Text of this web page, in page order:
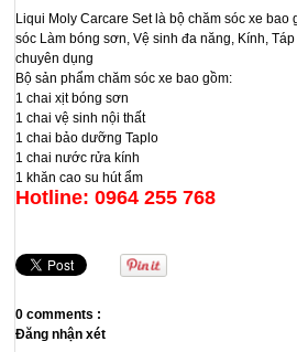
Liqui Moly Carcare Set là bộ chăm sóc xe bao
sóc Làm bóng sơn, Vệ sinh đa năng, Kính,
chuyên dụng
Bộ sản phẩm chăm sóc xe bao gồm:
1 chai xịt bóng sơn
1 chai vệ sinh nội thất
1 chai bảo dưỡng Taplo
1 chai nước rửa kính
1 khăn cao su hút ẩm
Hotline: 0964 255 768
0 comments :
Đăng nhận xét